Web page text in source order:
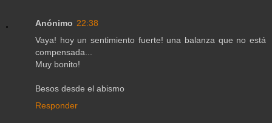
Anónimo 22:38
Vaya! hoy un sentimiento fuerte! una balanza que no está
compensada...
Muy bonito!
Besos desde el abismo
Responder